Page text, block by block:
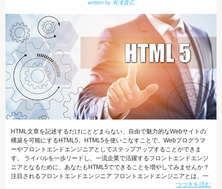
HTML文章を記述するだけにとどまらない、自由で魅力的なWebサイトの
構築を可能にするHTML5。HTML5を使いこなすことで、Webプログラマ
ーやフロントエンドエンジニアとしてステップアップすることができま
す。 ライバルを一歩リードし、一流企業で活躍するフロントエンドエンジ
ニアとなるために、あなたもHTML5でできることを増やしてみませんか？
注目されるフロントエンドエンジニア フロントエンドエンジニアとは、一
般的には、HTML5/CSS3やJavaScript、PHPといったプログラム言語な
つづきを読む